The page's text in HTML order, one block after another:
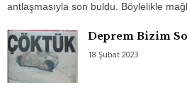
antlaşmasıyla son buldu. Böylelikle
Deprem Bizim
18 Şubat 2023